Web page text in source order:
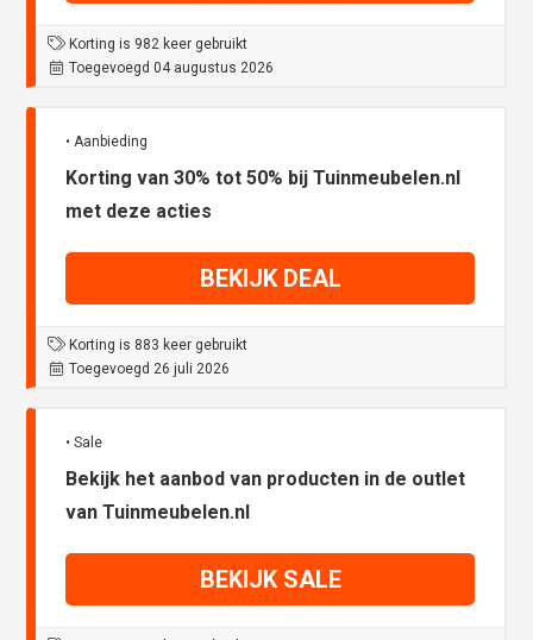
Korting is 982 keer gebruikt
Toegevoegd 04 augustus 2026
• Aanbieding
Korting van 30% tot 50% bij Tuinmeubelen.nl
met deze acties
BEKIJK DEAL
Korting is 883 keer gebruikt
Toegevoegd 26 juli 2026
• Sale
Bekijk het aanbod van producten in de outlet
van Tuinmeubelen.nl
BEKIJK SALE